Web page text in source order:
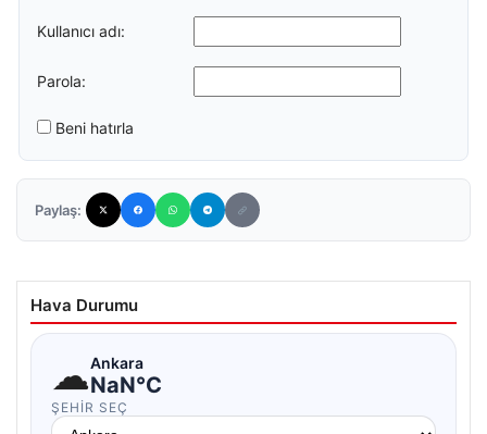
Kullanıcı adı:
Parola:
Beni hatırla
Paylaş:
Hava Durumu
☁Ankara
NaN°C
ŞEHIR SEÇ